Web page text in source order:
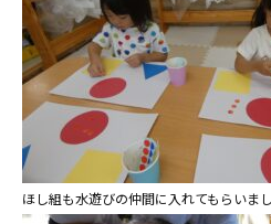
ほし組も水遊びの仲間に入れてもらいま